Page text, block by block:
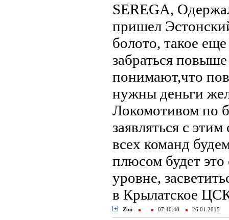
SEREGA,
пришел
болото, такое
забраться
понимают,что
нужны деньги
Локомотивом по
заявляться с
всех команд
плюсом будет
уровне,
в Крылатское
Zon 07:40:48 26.01.2015